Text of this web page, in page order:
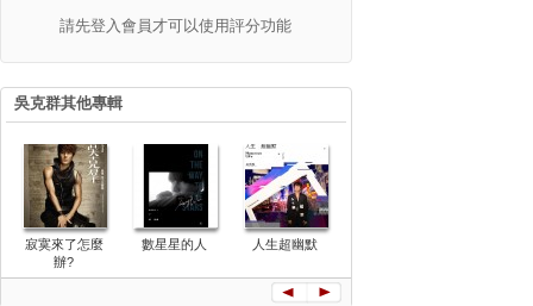
請先登入會員才可以使用評分功能
吳克群其他專輯
寂寞來了怎麼
辦?
數星星的人 人生超幽默